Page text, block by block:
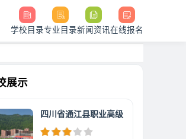
学校目录专业目录新闻资讯在线报名
展示
四川省通江县职业高级